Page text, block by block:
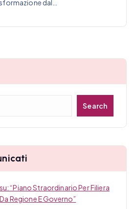
dal…
Search
“Piano Straordinario Per Filiera
Regione E Governo”